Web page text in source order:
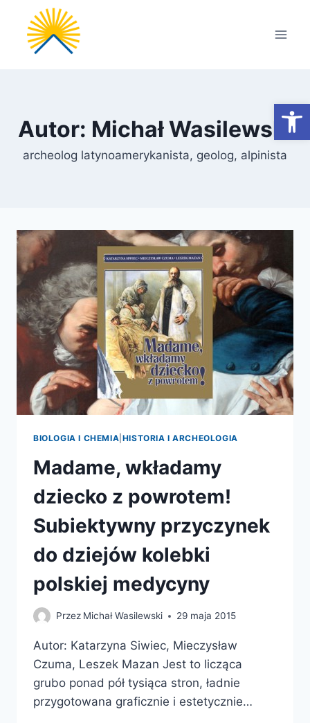
Przejdź
treści
Autor: Michał Wasilewski
archeolog latynoamerykanista, geolog, alpinista
BIOLOGIA I CHEMIA HISTORIA I ARCHEOLOGIA
Madame, wkładamy
dziecko z powrotem!
Subiektywny przyczynek
do dziejów kolebki
polskiej medycyny
Przez Michał Wasilewski 29 maja 2015
Autor: Katarzyna Siwiec, Mieczysław
Czuma, Leszek Mazan Jest to licząca
grubo ponad pół tysiąca stron, ładnie
przygotowana graficznie i estetycznie…